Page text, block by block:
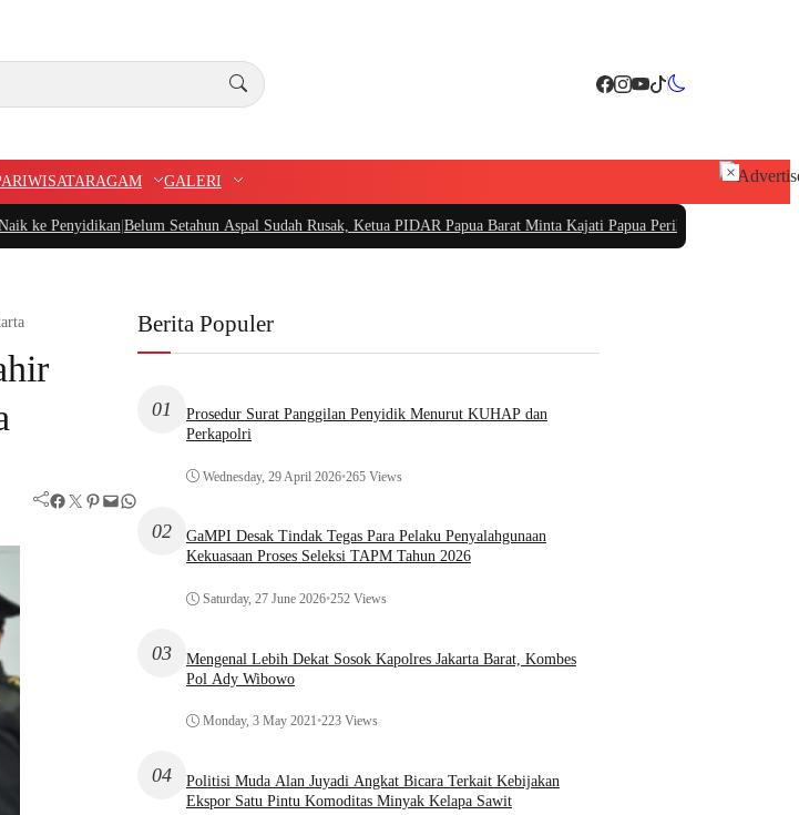
RAGAM GALERI
|Belum Setahun Aspal Sudah Rusak, Ketua PIDAR Papua Barat Minta Kajati Papua Periksa PT. Fajar Papua
Facebook Twitter Pinterest Mail WhatsApp
Berita Populer
01
Prosedur Surat Panggilan Penyidik Menurut KUHAP dan
Perkapolri
Wednesday, 29 April 2026•265 Views
02
GaMPI Desak Tindak Tegas Para Pelaku Penyalahgunaan
Kekuasaan Proses Seleksi TAPM Tahun 2026
Saturday, 27 June 2026•252 Views
03
Mengenal Lebih Dekat Sosok Kapolres Jakarta Barat, Kombes
Pol Ady Wibowo
Monday, 3 May 2021•223 Views
04
Politisi Muda Alan Juyadi Angkat Bicara Terkait Kebijakan
Ekspor Satu Pintu Komoditas Minyak Kelapa Sawit
×